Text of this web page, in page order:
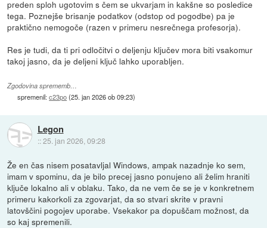
preden sploh ugotovim s čem se ukvarjam in kakšne so posledice
tega. Poznejše brisanje podatkov (odstop od pogodbe) pa je
praktično nemogoče (razen v primeru nesrečnega profesorja).
Res je tudi, da ti pri odločitvi o deljenju ključev mora biti vsakomur
takoj jasno, da je deljeni ključ lahko uporabljen.
Zgodovina sprememb…
spremenil:c23po(25. jan 2026 ob 09:23)
Legon
::25. jan 2026, 09:28
Že en čas nisem posatavljal Windows, ampak nazadnje ko sem,
imam v spominu, da je bilo precej jasno ponujeno ali želim hraniti
ključe lokalno ali v oblaku. Tako, da ne vem če se je v konkretnem
primeru kakorkoli za zgovarjat, da so stvari skrite v pravni
latovščini pogojev uporabe. Vsekakor pa dopuščam možnost, da
so kaj spremenili.